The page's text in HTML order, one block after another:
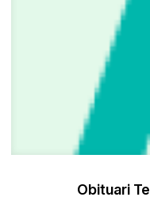
Obituari